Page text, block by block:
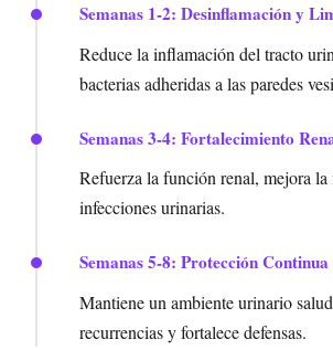
Semanas 1-2: Desinflamación y
Reduce la inflamación del tracto
bacterias adheridas a las paredes
Semanas 3-4: Fortalecimiento
Refuerza la función renal, mejora
infecciones urinarias.
Semanas 5-8: Protección Continua
Mantiene un ambiente urinario
recurrencias y fortalece defensas.